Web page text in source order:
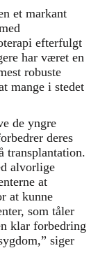
et markant
efterfulgt
har været en
robuste
mange i stedet
de yngre
deres
transplantation.
alvorlige
at
at kunne
som tåler
klar forbedring
siger